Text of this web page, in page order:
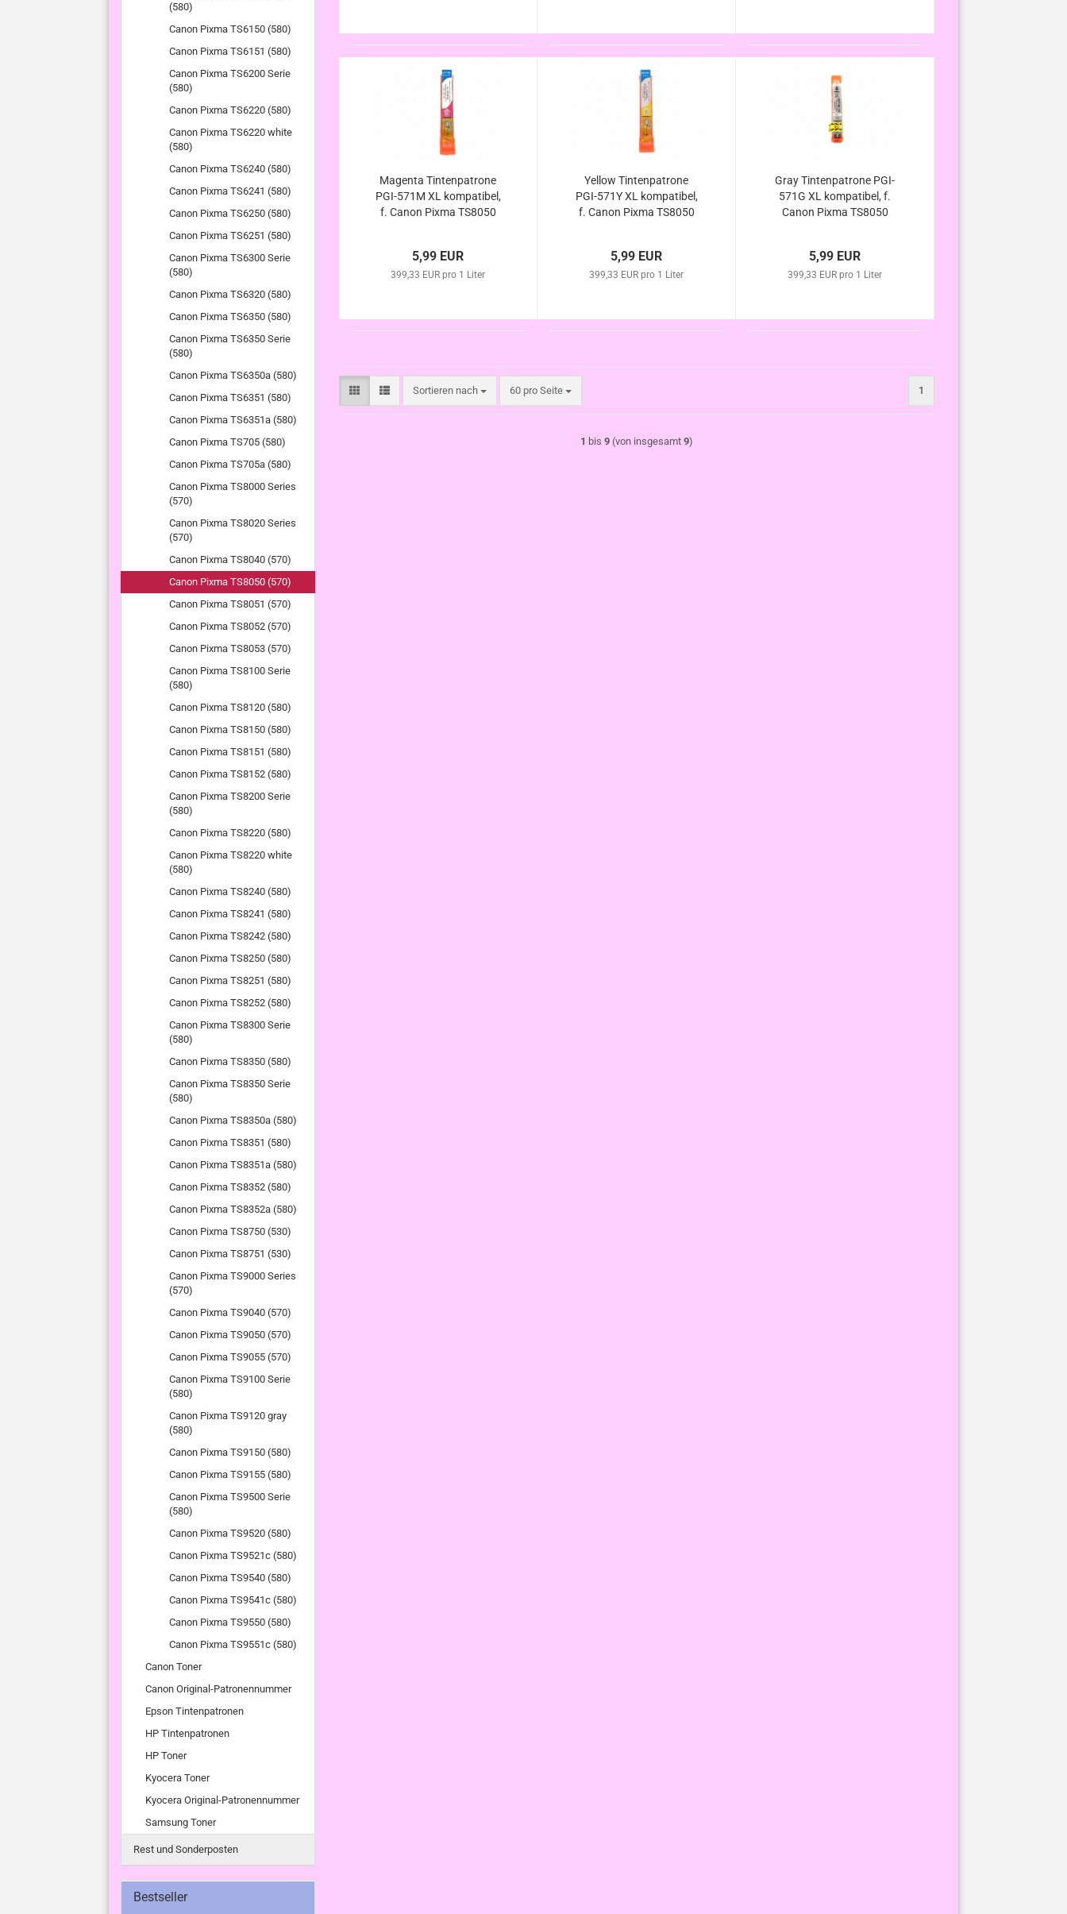
Magenta Tintenpatrone
PGI-571M XL kompatibel,
f. Canon Pixma TS8050
5,99 EUR
399,33 EUR pro 1 Liter
Yellow Tintenpatrone
PGI-571Y XL kompatibel,
f. Canon Pixma TS8050
5,99 EUR
399,33 EUR pro 1 Liter
Gray Tintenpatrone PGI-
571G XL kompatibel, f.
Canon Pixma TS8050
5,99 EUR
399,33 EUR pro 1 Liter
Sortieren nach
Sortieren nach 60 pro Seite
pro Seite 1
1 bis 9 (von insgesamt 9)
(580)
Canon Pixma TS6150 (580)
Canon Pixma TS6151 (580)
Canon Pixma TS6200 Serie
(580)
Canon Pixma TS6220 (580)
Canon Pixma TS6220 white
(580)
Canon Pixma TS6240 (580)
Canon Pixma TS6241 (580)
Canon Pixma TS6250 (580)
Canon Pixma TS6251 (580)
Canon Pixma TS6300 Serie
(580)
Canon Pixma TS6320 (580)
Canon Pixma TS6350 (580)
Canon Pixma TS6350 Serie
(580)
Canon Pixma TS6350a (580)
Canon Pixma TS6351 (580)
Canon Pixma TS6351a (580)
Canon Pixma TS705 (580)
Canon Pixma TS705a (580)
Canon Pixma TS8000 Series
(570)
Canon Pixma TS8020 Series
(570)
Canon Pixma TS8040 (570)
Canon Pixma TS8050 (570)
Canon Pixma TS8051 (570)
Canon Pixma TS8052 (570)
Canon Pixma TS8053 (570)
Canon Pixma TS8100 Serie
(580)
Canon Pixma TS8120 (580)
Canon Pixma TS8150 (580)
Canon Pixma TS8151 (580)
Canon Pixma TS8152 (580)
Canon Pixma TS8200 Serie
(580)
Canon Pixma TS8220 (580)
Canon Pixma TS8220 white
(580)
Canon Pixma TS8240 (580)
Canon Pixma TS8241 (580)
Canon Pixma TS8242 (580)
Canon Pixma TS8250 (580)
Canon Pixma TS8251 (580)
Canon Pixma TS8252 (580)
Canon Pixma TS8300 Serie
(580)
Canon Pixma TS8350 (580)
Canon Pixma TS8350 Serie
(580)
Canon Pixma TS8350a (580)
Canon Pixma TS8351 (580)
Canon Pixma TS8351a (580)
Canon Pixma TS8352 (580)
Canon Pixma TS8352a (580)
Canon Pixma TS8750 (530)
Canon Pixma TS8751 (530)
Canon Pixma TS9000 Series
(570)
Canon Pixma TS9040 (570)
Canon Pixma TS9050 (570)
Canon Pixma TS9055 (570)
Canon Pixma TS9100 Serie
(580)
Canon Pixma TS9120 gray
(580)
Canon Pixma TS9150 (580)
Canon Pixma TS9155 (580)
Canon Pixma TS9500 Serie
(580)
Canon Pixma TS9520 (580)
Canon Pixma TS9521c (580)
Canon Pixma TS9540 (580)
Canon Pixma TS9541c (580)
Canon Pixma TS9550 (580)
Canon Pixma TS9551c (580)
Canon Toner
Canon Original-Patronennummer
Epson Tintenpatronen
HP Tintenpatronen
HP Toner
Kyocera Toner
Kyocera Original-Patronennummer
Samsung Toner
Rest und Sonderposten
Bestseller